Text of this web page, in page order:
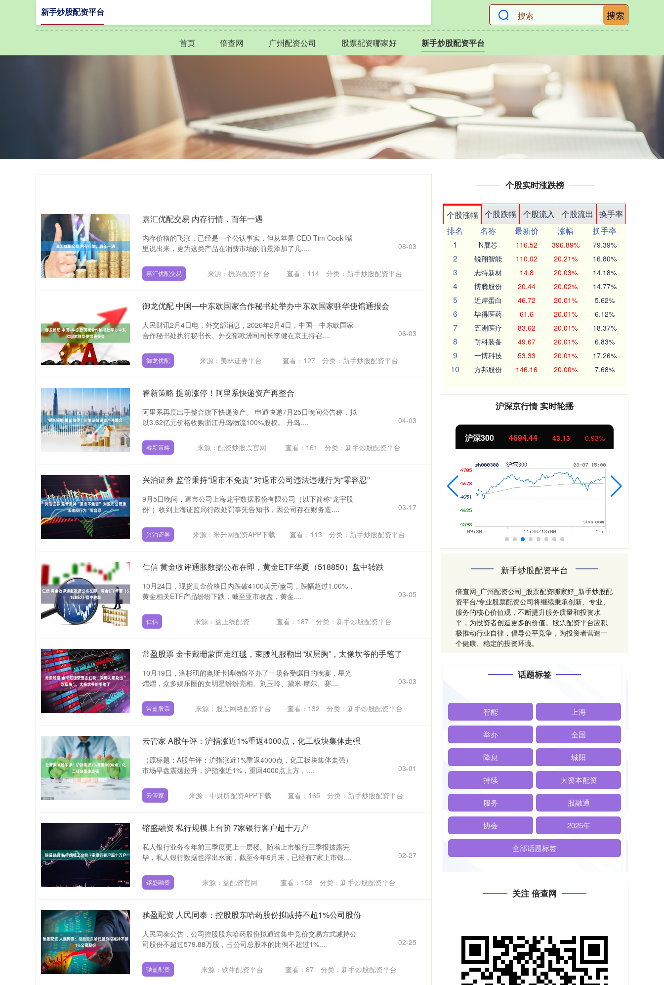
搜索
首页 倍查网 广州配资公司 股票配资哪家好 新手炒股配资平台
新手炒股配资平台
嘉汇优配交易 内存行情，百年一遇
内存价格的飞涨，已经是一个公认事实，但从苹果 CEO Tim Cook 嘴
里说出来，更为这类产品在消费市场的前景添加了几....
08-03
嘉汇优配交易 来源：振兴配资平台 查看： 114 分类： 新手炒股配资平台
御龙优配 中国—中东欧国家合作秘书处举办中东欧国家驻华使馆通报会
人民财讯2月4日电，外交部消息，2026年2月4日，中国—中东欧国家
合作秘书处执行秘书长、外交部欧洲司司长李健在京主持召....
06-03
御龙优配 来源：美林证券平台 查看： 127 分类： 新手炒股配资平台
睿新策略 提前涨停！阿里系快递资产再整合
阿里系再度出手整合旗下快递资产。 申通快递7月25日晚间公告称，拟
以3.62亿元价格收购浙江丹鸟物流100%股权。 丹鸟....
04-03
睿新策略 来源：配资炒股票官网 查看： 161 分类： 新手炒股配资平台
兴泊证券 监管秉持“退市不免责” 对退市公司违法违规行为“零容忍”
9月5日晚间，退市公司上海龙宇数据股份有限公司（以下简称“龙宇股
份”）收到上海证监局行政处罚事先告知书，因公司存在财务造....
03-17
兴泊证券 来源：米升网配资APP下载 查看： 113 分类： 新手炒股配资平台
仁信 黄金收评通胀数据公布在即，黄金ETF华夏（518850）盘中转跌
10月24日，现货黄金价格日内跌破4100美元/盎司，跌幅超过1.00%，
黄金相关ETF产品纷纷下跌，截至亚市收盘，黄金....
03-05
仁信 来源：益上线配资 查看： 187 分类： 新手炒股配资平台
常盈股票 金卡戴珊蒙面走红毯，束腰礼服勒出“双层胸”，太像坎爷的手笔了
10月19日，洛杉矶的奥斯卡博物馆举办了一场备受瞩目的晚宴，星光
熠熠，众多娱乐圈的女明星纷纷亮相。刘玉玲、黛米·摩尔、赛....
03-03
常盈股票 来源：股票网络配资平台 查看： 132 分类： 新手炒股配资平台
云管家 A股午评：沪指涨近1%重返4000点，化工板块集体走强
（原标题：A股午评：沪指涨近1%重返4000点，化工板块集体走强）
市场早盘震荡拉升，沪指涨近1%，重回4000点上方，....
03-01
云管家 来源：中财所配资APP下载 查看： 165 分类： 新手炒股配资平台
镕盛融资 私行规模上台阶 7家银行客户超十万户
私人银行业务今年前三季度更上一层楼。随着上市银行三季报披露完
毕，私人银行数据也浮出水面，截至今年9月末，已经有7家上市银....
02-27
镕盛融资 来源：益配资官网 查看： 158 分类： 新手炒股配资平台
驰盈配资 人民同泰：控股股东哈药股份拟减持不超1%公司股份
人民同泰公告，公司控股股东哈药股份拟通过集中竞价交易方式减持公
司股份不超过579.88万股，占公司总股本的比例不超过1%....
02-25
驰盈配资 来源：铁牛配资平台 查看：87 分类： 新手炒股配资平台
个股实时涨跌榜
个股涨幅 个股跌幅 个股流入 个股流出
换手率
排名
名称 最新价 涨幅
换手率
1
N展芯 116.52 396.89% 79.39%
2 锐翔智能 110.02 20.21% 16.80%
3 志特新材 14.8 20.03% 14.18%
4 博腾股份 20.44 20.02% 14.77%
5 近岸蛋白 46.72 20.01% 5.62%
6 毕得医药 61.6 20.01% 6.12%
7 五洲医疗 83.62 20.01% 18.37%
8 耐科装备 49.67 20.01% 6.83%
9 一博科技 53.33 20.01% 17.26%
10 方邦股份 146.16 20.00% 7.68%
沪深京行情 实时轮播
2.13% 上证指数 3940.04 沪深300 4694.44 43.13 0.93%
新手炒股配资平台
倍查网_广州配资公司_股票配资哪家好_新手炒股配
资平台/专业股票配资公司将继续秉承创新、专业、
服务的核心价值观，不断提升服务质量和投资水
平，为投资者创造更多的价值。股票配资平台应积
极推动行业自律，倡导公平竞争，为投资者营造一
个健康、稳定的投资环境。
话题标签
智能 上海
举办 全国
降息 城阳
持续 大资本配资
服务 股融通
协会 2025年
全部话题标签
关注 倍查网